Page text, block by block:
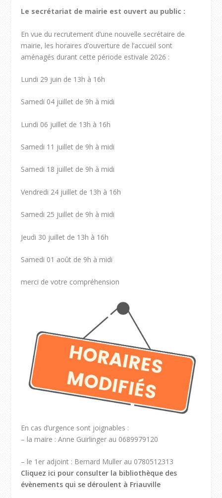
Le secrétariat de mairie est ouvert au public :
En vue du recrutement d’une nouvelle secrétaire de
mairie, les horaires d’ouverture de l’accueil sont
aménagés durant cette période estivale 2026 :
Lundi 29 juin de 13h à 16h
Samedi 04 juillet de 9h à midi
Lundi 06 juillet de 13h à 16h
Samedi 11 juillet de 9h à midi
Samedi 18 juillet de 9h à midi
Vendredi 24 juillet de 13h à 16h
Samedi 25 juillet de 9h à midi
Jeudi 30 juillet de 13h à 16h
Samedi 01 août de 9h à midi
merci de votre compréhension
En cas d’urgence sont joignables :
– la maire : Anne Guirlinger au 0689979120
– le 1er adjoint : Bernard Muller au 0780512313
Cliquez ici pour consulter la bibliothèque des
évènements qui se déroulent à Friauville